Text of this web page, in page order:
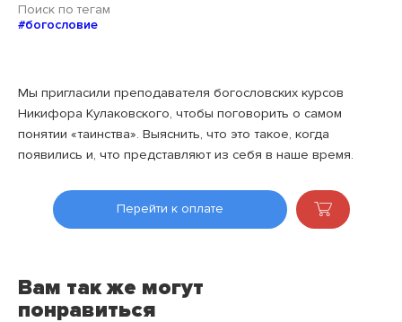
Поиск по тегам
#богословие
Мы пригласили преподавателя богословских курсов
Никифора Кулаковского, чтобы поговорить о самом
понятии «таинства». Выяснить, что это такое, когда
появились и, что представляют из себя в наше время.
Перейти к оплате
Вам так же могут
понравиться